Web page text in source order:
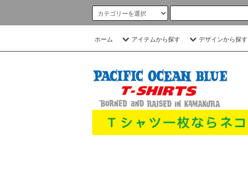
ホーム アイテムから探す デザインから探す